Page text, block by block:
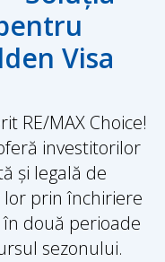
Visa
RE/MAX Choice!
investitorilor
și legală de
prin închiriere
două perioade
sezonului.